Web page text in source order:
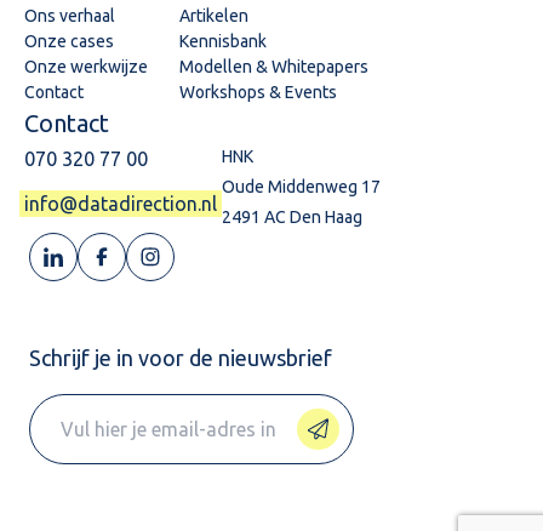
Ons verhaal
Onze cases
Onze werkwijze
Contact
Artikelen
Kennisbank
Modellen & Whitepapers
Workshops & Events
Contact
HNK
Oude Middenweg 17
2491 AC Den Haag
070 320 77 00
info@datadirection.nl
Schrijf je in voor de nieuwsbrief